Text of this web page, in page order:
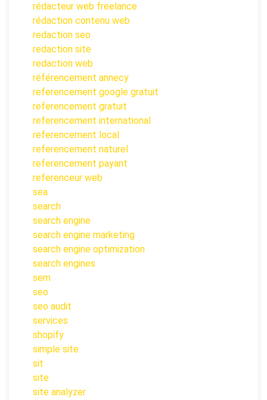
rédacteur web freelance
rédaction contenu web
redaction seo
redaction site
redaction web
référencement annecy
referencement google gratuit
referencement gratuit
referencement international
referencement local
referencement naturel
referencement payant
referenceur web
sea
search
search engine
search engine marketing
search engine optimization
search engines
sem
seo
seo audit
services
shopify
simple site
sit
site
site analyzer